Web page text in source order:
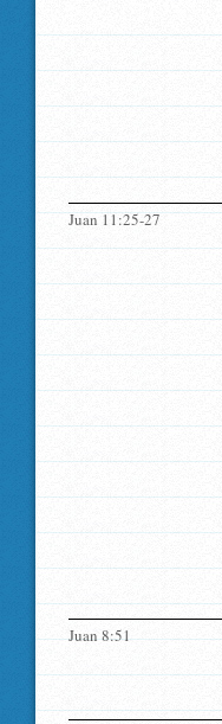
Juan 11:25-27
Juan 8:51